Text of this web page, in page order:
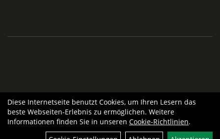
Diese Internetseite benutzt Cookies, um Ihren Lesern das
beste Webseiten-Erlebnis zu ermöglichen. Weitere
Informationen finden Sie in unseren Cookie-Richtlinien.